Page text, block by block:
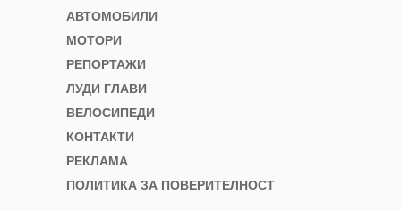
АВТОМОБИЛИ
МОТОРИ
РЕПОРТАЖИ
ЛУДИ ГЛАВИ
ВЕЛОСИПЕДИ
КОНТАКТИ
РЕКЛАМА
ПОЛИТИКА ЗА ПОВЕРИТЕЛНОСТ